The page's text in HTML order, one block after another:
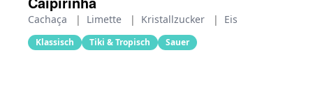
Cachaça | Limette | Kristallzucker | Eis
Klassisch Tiki & Tropisch Sauer